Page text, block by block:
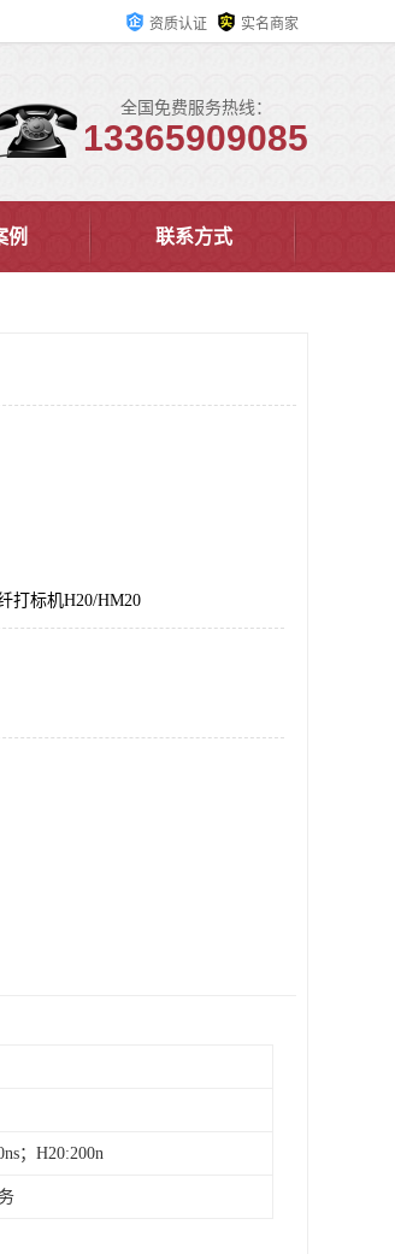
资质认证 实名商家
全国免费服务热线：
13365909085
例 联系方式
打标机H20/HM20
；H20:200n